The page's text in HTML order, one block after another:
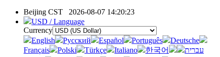
Beijing CST 2026-08-07 14:20:23
USD / Language
Currency
English
Pусский Español Português
Deutsche
Français
Polski Türkçe Italiano 한국어
עברית